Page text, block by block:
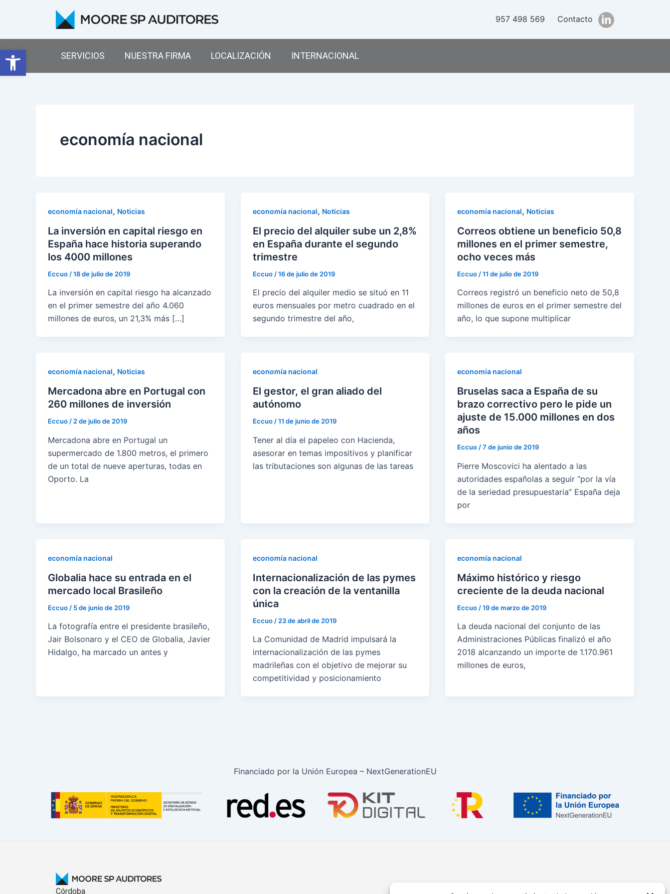
Abrir barra de herramientas
957 498 569 Contacto
SERVICIOS NUESTRA FIRMA LOCALIZACIÓN INTERNACIONAL
economía nacional
economía nacional, Noticias
La inversión en capital riesgo en
España hace historia superando
los 4000 millones
Eccuo /18 de julio de 2019
La inversión en capital riesgo ha alcanzado
en el primer semestre del año 4.060
millones de euros, un 21,3% más […]
economía nacional, Noticias
El precio del alquiler sube un 2,8%
en España durante el segundo
trimestre
Eccuo /16 de julio de 2019
El precio del alquiler medio se situó en 11
euros mensuales por metro cuadrado en el
segundo trimestre del año,
economía nacional, Noticias
Correos obtiene un beneficio 50,8
millones en el primer semestre,
ocho veces más
Eccuo /11 de julio de 2019
Correos registró un beneficio neto de 50,8
millones de euros en el primer semestre del
año, lo que supone multiplicar
economía nacional, Noticias
Mercadona abre en Portugal con
260 millones de inversión
Eccuo / 2 de julio de 2019
Mercadona abre en Portugal un
supermercado de 1.800 metros, el primero
de un total de nueve aperturas, todas en
Oporto. La
economía nacional
El gestor, el gran aliado del
autónomo
Eccuo /11 de junio de 2019
Tener al día el papeleo con Hacienda,
asesorar en temas impositivos y planificar
las tributaciones son algunas de las tareas
economía nacional
Bruselas saca a España de su
brazo correctivo pero le pide un
ajuste de 15.000 millones en dos
años
Eccuo /7 de junio de 2019
Pierre Moscovici ha alentado a las
autoridades españolas a seguir “por la vía
de la seriedad presupuestaria” España deja
por
economía nacional
Globalia hace su entrada en el
mercado local Brasileño
Eccuo / 5 de junio de 2019
La fotografía entre el presidente brasileño,
Jair Bolsonaro y el CEO de Globalia, Javier
Hidalgo, ha marcado un antes y
economía nacional
Internacionalización de las pymes
con la creación de la ventanilla
única
Eccuo / 23 de abril de 2019
La Comunidad de Madrid impulsará la
internacionalización de las pymes
madrileñas con el objetivo de mejorar su
competitividad y posicionamiento
economía nacional
Máximo histórico y riesgo
creciente de la deuda nacional
Eccuo /19 de marzo de 2019
La deuda nacional del conjunto de las
Administraciones Públicas finalizó el año
2018 alcanzando un importe de 1.170.961
millones de euros,
Financiado por la Unión Europea – NextGenerationEU
Córdoba